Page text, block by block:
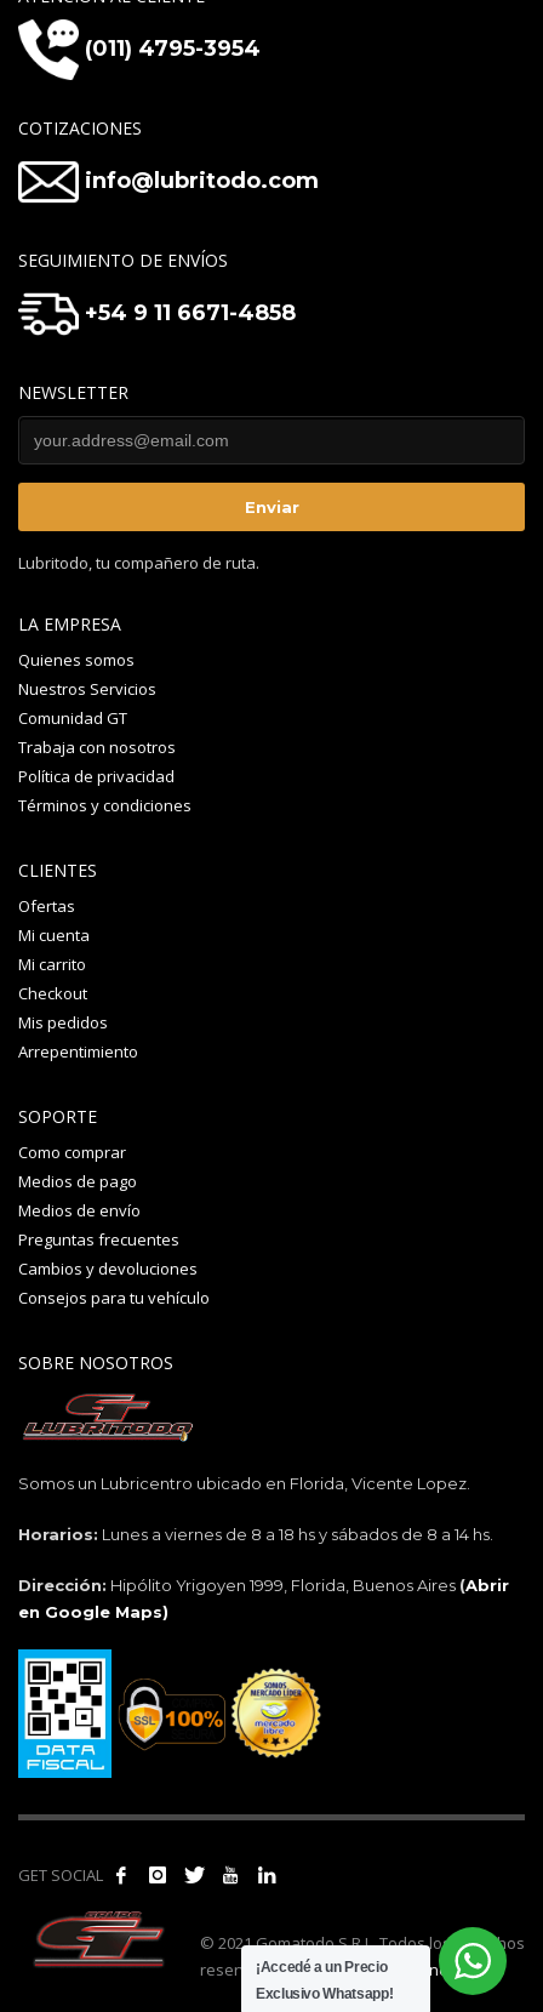
(011) 4795-3954
COTIZACIONES
info@lubritodo.com
SEGUIMIENTO DE ENVÍOS
+54 9 11 6671-4858
NEWSLETTER
Lubritodo, tu compañero de ruta.
LA EMPRESA
Quienes somos
Nuestros Servicios
Comunidad GT
Trabaja con nosotros
Política de privacidad
Términos y condiciones
CLIENTES
Ofertas
Mi cuenta
Mi carrito
Checkout
Mis pedidos
Arrepentimiento
SOPORTE
Como comprar
Medios de pago
Medios de envío
Preguntas frecuentes
Cambios y devoluciones
Consejos para tu vehículo
SOBRE NOSOTROS
Somos un Lubricentro ubicado en Florida, Vicente Lopez.
Horarios: Lunes a viernes de 8 a 18 hs y sábados de 8 a 14 hs.
Dirección: Hipólito Yrigoyen 1999, Florida, Buenos Aires (Abrir
en Google Maps)
GET SOCIAL
© 2021 Gomatodo S.R.L. Todos los derechos
reservados. | Realizado por
cónclave.
¡Accedé a un Precio
Exclusivo Whatsapp!